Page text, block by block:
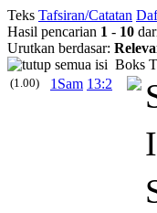
Teks Tafsiran/Catatan
Hasil pencarian 1 - 10
Urutkan berdasar:
Boks
(1.00) 1Sam 13:2